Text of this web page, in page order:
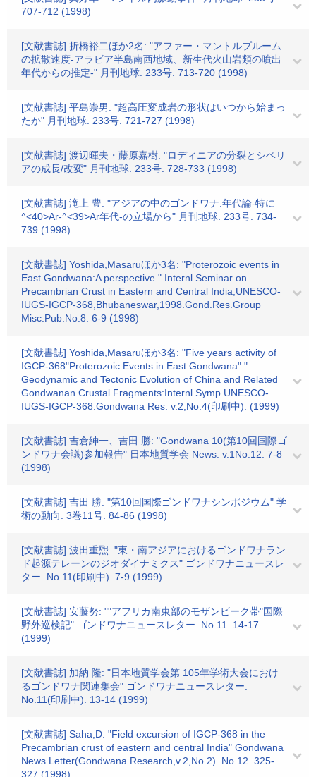
707-712 (1998)
[文献書誌] 折橋裕二ほか2名: "アファー・マントルプルーム
の拡散速度-アラビア半島南西地域、新生代火山岩類の噴出
年代からの推定-" 月刊地球. 233号. 713-720 (1998)
[文献書誌] 平島崇男: "超高圧変成岩の形状はいつから始まっ
たか" 月刊地球. 233号. 721-727 (1998)
[文献書誌] 渡辺暉夫・藤原嘉樹: "ロディニアの分裂とシベリ
アの成長/改変" 月刊地球. 233号. 728-733 (1998)
[文献書誌] 滝上 豊: "アジアの中のゴンドワナ:年代論-特に
^<40>Ar-^<39>Ar年代-の立場から" 月刊地球. 233号. 734-
739 (1998)
[文献書誌] Yoshida,Masaruほか3名: "Proterozoic events in
East Gondwana:A perspective." Internl.Seminar on
Precambrian Crust in Eastern and Central India,UNESCO-
IUGS-IGCP-368,Bhubaneswar,1998.Gond.Res.Group
Misc.Pub.No.8. 6-9 (1998)
[文献書誌] Yoshida,Masaruほか3名: "Five years activity of
IGCP-368"Proterozoic Events in East Gondwana"."
Geodynamic and Tectonic Evolution of China and Related
Gondwanan Crustal Fragments:Internl.Symp.UNESCO-
IUGS-IGCP-368.Gondwana Res. v.2,No.4(印刷中). (1999)
[文献書誌] 吉倉紳一、吉田 勝: "Gondwana 10(第10回国際ゴ
ンドワナ会議)参加報告" 日本地質学会 News. v.1No.12. 7-8
(1998)
[文献書誌] 吉田 勝: "第10回国際ゴンドワナシンポジウム" 学
術の動向. 3巻11号. 84-86 (1998)
[文献書誌] 波田重煕: "東・南アジアにおけるゴンドワナラン
ド起源テレーンのジオダイナミクス" ゴンドワナニュースレ
ター. No.11(印刷中). 7-9 (1999)
[文献書誌] 安藤努: ""アフリカ南東部のモザンビーク帯"国際
野外巡検記" ゴンドワナニュースレター. No.11. 14-17
(1999)
[文献書誌] 加納 隆: "日本地質学会第 105年学術大会におけ
るゴンドワナ関連集会" ゴンドワナニュースレター.
No.11(印刷中). 13-14 (1999)
[文献書誌] Saha,D: "Field excursion of IGCP-368 in the
Precambrian crust of eastern and central India" Gondwana
News Letter(Gondwana Research,v.2,No.2). No.12. 325-
327 (1998)